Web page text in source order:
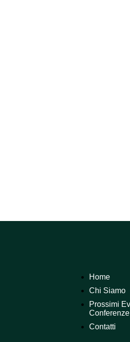
Home
Chi Siamo
Prossimi
Conferenze
Contatti